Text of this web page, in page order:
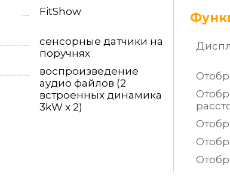
FitShow
сенсорные датчики на
поручнях
воспроизведение
аудио файлов (2
встроенных динамика
3kW x 2)